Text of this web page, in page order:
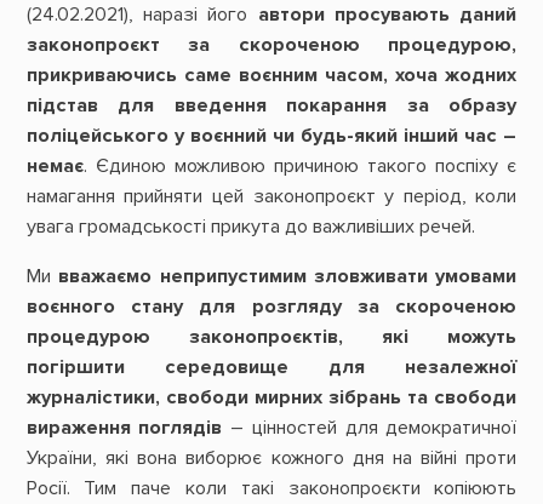
(24.02.2021), наразі його автори просувають даний
законопроєкт за скороченою процедурою,
прикриваючись саме воєнним часом, хоча жодних
підстав для введення покарання за образу
поліцейського у воєнний чи будь-який інший час –
немає. Єдиною можливою причиною такого поспіху є
намагання прийняти цей законопроєкт у період, коли
увага громадськості прикута до важливіших речей.
Ми вважаємо неприпустимим зловживати умовами
воєнного стану для розгляду за скороченою
процедурою законопроєктів, які можуть
погіршити середовище для незалежної
журналістики, свободи мирних зібрань та свободи
вираження поглядів – цінностей для демократичної
України, які вона виборює кожного дня на війні проти
Росії. Тим паче коли такі законопроєкти копіюють